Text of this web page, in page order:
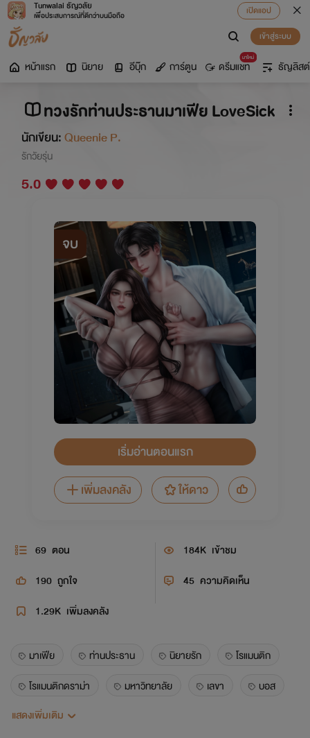
Tunwalai ธัญวลัย
เพื่อประสบการณ์ที่ดีกว่าบนมือถือ
เปิดแอป
เข้าสู่ระบบ
หน้าแรก นิยาย อีบุ๊ก การ์ตูน
มาใหม่
ดรีมแชท ธัญลิสต์
ทวงรักท่านประธานมาเฟีย LoveSick
นักเขียน:Queenie P.
รักวัยรุ่น
5.0
จบ
เริ่มอ่านตอนแรก
เพิ่มลงคลัง
ให้ดาว
69 ตอน 184K เข้าชม
190 ถูกใจ 45 ความคิดเห็น
1.29K เพิ่มลงคลัง
มาเฟีย ท่านประธาน นิยายรัก
โรแมนติก
โรแมนติกดราม่า
มหาวิทยาลัย เลขา
บอส
18+
แสดงเพิ่มเติม